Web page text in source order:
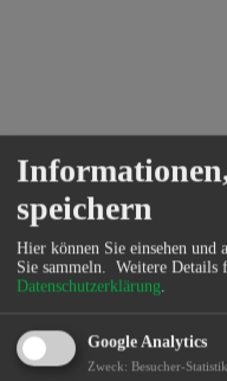
Bildung
speichern
Hier können Sie einsehen und
Sie sammeln. Weitere Details
Datenschutzerklärung.
Google Analytics
Zweck: Besucher-